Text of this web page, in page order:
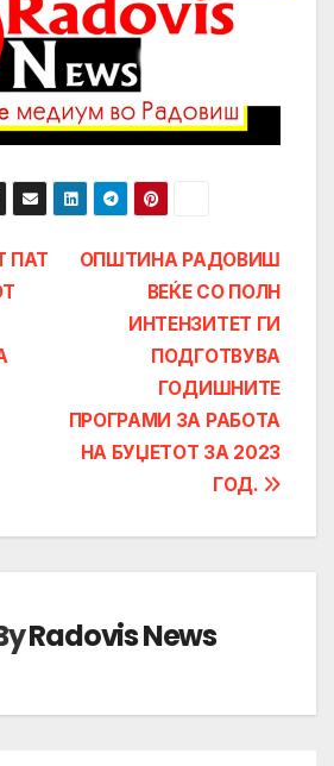
ОПШТИНА РАДОВИШ
ВЕЌЕ СО ПОЛН
ИНТЕНЗИТЕТ ГИ
ПОДГОТВУВА
ГОДИШНИТЕ
ПРОГРАМИ ЗА РАБОТА
НА БУЏЕТОТ ЗА 2023
ГОД.
ПАТ
Radovis News